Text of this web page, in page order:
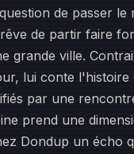
de passer
de partir faire
grande ville.
lui conte
par une
prend une
Dondup un écho